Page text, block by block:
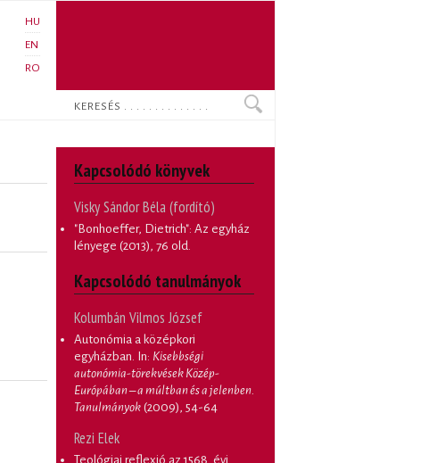
HU
EN
RO
Keresés
Kapcsolódó könyvek
Visky Sándor Béla (fordító)
"Bonhoeffer, Dietrich": Az egyház
lényege (2013), 76 old.
Kapcsolódó tanulmányok
Kolumbán Vilmos József
Autonómia a középkori
egyházban . In: Kisebbségi
autonómia-törekvések Közép-
Európában – a múltban és a jelenben.
Tanulmányok (2009), 54-64
Rezi Elek
Teológiai reflexió az 1568. évi